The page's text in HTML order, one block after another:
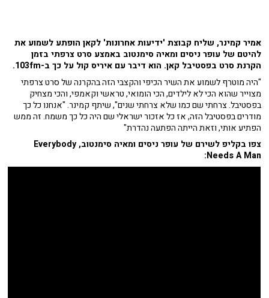
אמיר קמינר, שליח קבוצת 'ידיעות אחרונות' לקאן הופתע לשמוע את
להיטם של עופר ניסים ומאיה סימנטוב באמצע סרט צרפתי בזמן
הקרנת סרט בפסטיבל קאן. הוא דיבר עם איריס קול על כך ב-103fm.
"היה מוטרף לשמוע את השיר הכיפי והקצבי הזה בהקרנה של סרט צרפתי
מצוייר שהוא הכי לא לילדים, הכי הומואי, טראשי וקאמפי, והכי מצחיק
בפסטיבל. צרחתי שם כמו שלא צרחתי שנים", שיתף קמינר. "אנחנו כל כך
מודרים בפסטיבל הזה, אז כל אזכור ישראלי שם היה כל כך משמח. זה ממש
הפתיע אותי, וזאת הייתה הפתעה נהדרת"
צפו בקליפ לשירם של עופר ניסים ומאיה סימנטוב, Everybody
Needs A Man: